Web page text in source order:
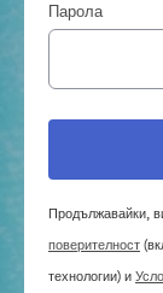
Парола
Продължавайки,
поверителност
технологии) и